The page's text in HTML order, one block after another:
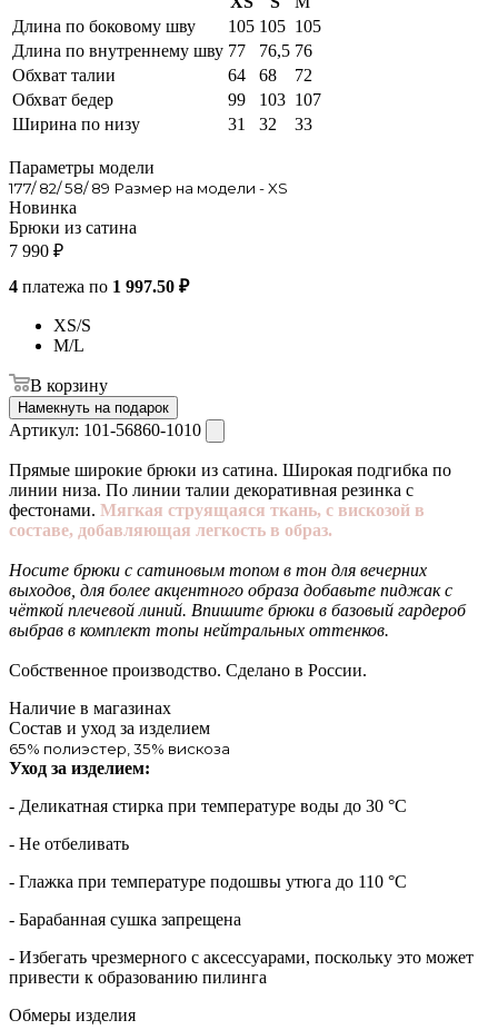
Длина по боковому шву
105 105 105
Длина по внутреннему шву 77 76,5 76
Обхват талии
64 68
72
Обхват бедер
99 103 107
Ширина по низу
31 32 33
Параметры модели
177/ 82/ 58/ 89 Размер на модели - XS
Новинка
Брюки из сатина
7 990 ₽
4 платежа по 1 997.50 ₽
XS/S
M/L
В корзину
Намекнуть на подарок
Артикул: 101-56860-1010
Прямые широкие брюки из сатина. Широкая подгибка по
линии низа. По линии талии декоративная резинка с
фестонами. Мягкая струящаяся ткань, с вискозой в
составе, добавляющая легкость в образ.
Носите брюки с сатиновым топом в тон для вечерних
выходов, для более акцентного образа добавьте пиджак с
чёткой плечевой линий. Впишите брюки в базовый гардероб
выбрав в комплект топы нейтральных оттенков.
Собственное производство. Сделано в России.
Наличие в магазинах
Состав и уход за изделием
65% полиэстер, 35% вискоза
Уход за изделием:
- Деликатная стирка при температуре воды до 30 °C
- Не отбеливать
- Глажка при температуре подошвы утюга до 110 °C
- Барабанная сушка запрещена
- Избегать чрезмерного c аксессуарами, поскольку это может
привести к образованию пилинга
Обмеры изделия